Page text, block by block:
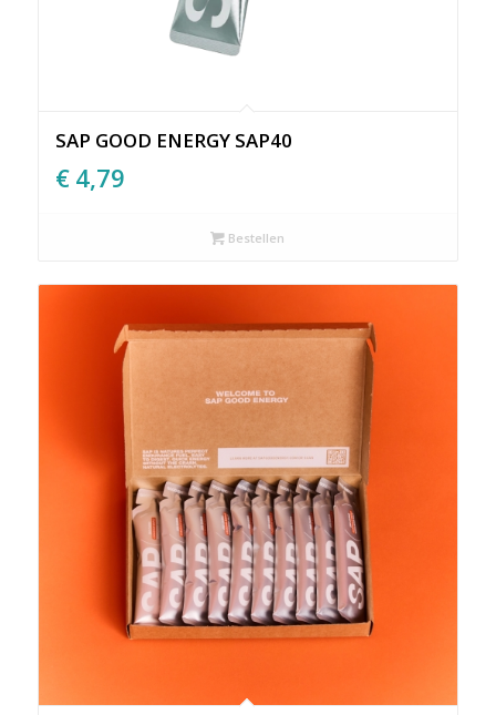
SAP GOOD ENERGY SAP40
€ 4,79
Bestellen